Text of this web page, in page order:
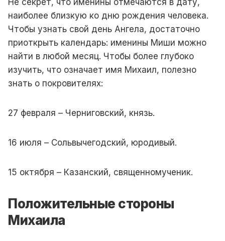
Не секрет, что именины отмечаются в дату,
наиболее близкую ко дню рождения человека.
Чтобы узнать свой день Ангела, достаточно
приоткрыть календарь: именины Миши можно
найти в любой месяц. Чтобы более глубоко
изучить, что означает имя Михаил, полезно
знать о покровителях:
27 февраля – Черниговский, князь.
16 июля – Сольвычегодский, юродивый.
15 октября – Казанский, священномученик.
Положительные стороны
Михаила